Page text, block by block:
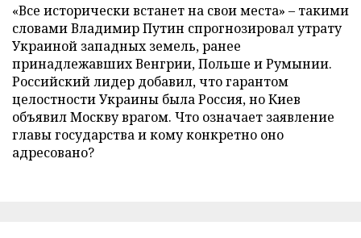
«Все исторически встанет на свои места» – такими
словами Владимир Путин спрогнозировал утрату
Украиной западных земель, ранее
принадлежавших Венгрии, Польше и Румынии.
Российский лидер добавил, что гарантом
целостности Украины была Россия, но Киев
объявил Москву врагом. Что означает заявление
главы государства и кому конкретно оно
адресовано?